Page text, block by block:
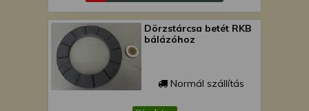
Dörzstárcsa betét RKB
bálázóhoz
Normál szállítás